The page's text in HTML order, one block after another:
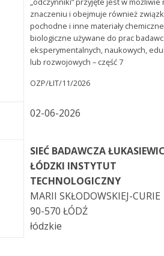
znaczeniu i obejmuje również
pochodne i inne materiały
biologiczne używane do prac
eksperymentalnych, naukowych,
lub rozwojowych – część 7
OZP/ŁIT/11/2026
02-06-2026
SIEĆ BADAWCZA
ŁÓDZKI INSTYTUT
TECHNOLOGICZNY
MARII SKŁODOWSKIEJ-
90-570 ŁÓDŹ
łódzkie